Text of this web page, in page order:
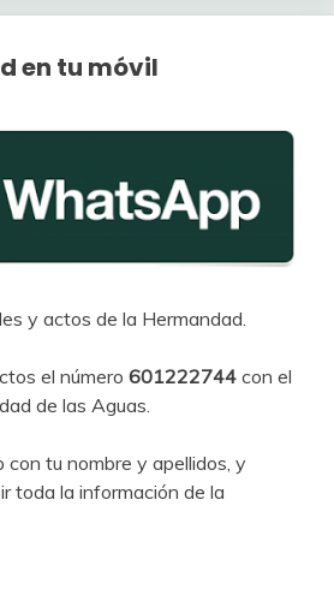
en tu móvil
y actos de la Hermandad.
el número 601222744 con el
de las Aguas.
tu nombre y apellidos, y
toda la información de la